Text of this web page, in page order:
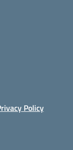
Policy